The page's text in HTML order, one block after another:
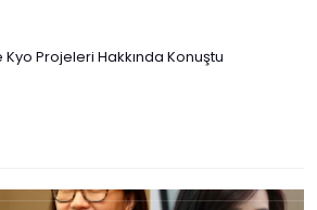
Kyo Projeleri Hakkında Konuştu